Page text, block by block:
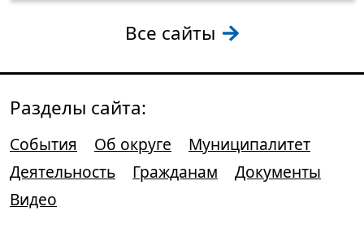
Все сайты
Разделы сайта:
События Об округе
Муниципалитет
Деятельность
Гражданам
Документы
Видео